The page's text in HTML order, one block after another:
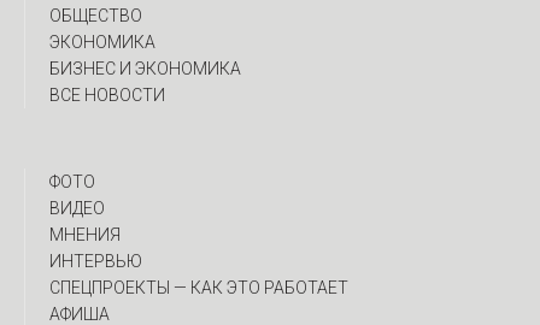
ОБЩЕСТВО
ЭКОНОМИКА
БИЗНЕС И ЭКОНОМИКА
ВСЕ НОВОСТИ
ФОТО
ВИДЕО
МНЕНИЯ
ИНТЕРВЬЮ
CПЕЦПРОЕКТЫ — КАК ЭТО РАБОТАЕТ
АФИША